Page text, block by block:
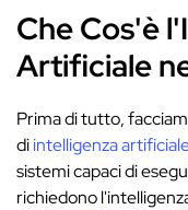
Che Cos'è
Artificiale
Prima di tutto,
diintelligenza
sistemi capaci di
richiedono